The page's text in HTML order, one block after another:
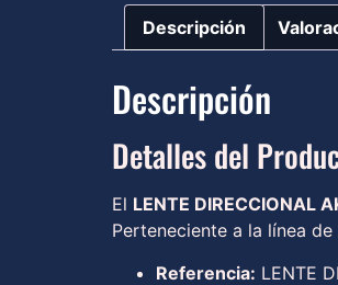
Descripción
Descripción
Detalles del
El LENTE DIRECCIONAL
Perteneciente a la línea de
Referencia: LENTE